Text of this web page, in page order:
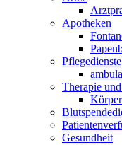
Apotheken
Pflegedienste
Therapie
Gesundheit